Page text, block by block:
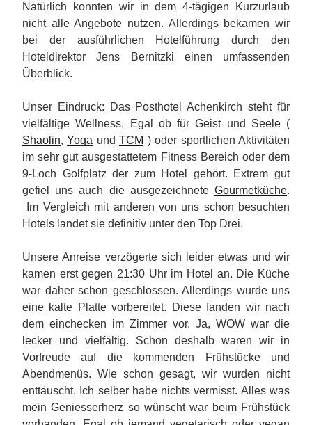
Natürlich konnten wir in dem 4-tägigen Kurzurlaub
nicht alle Angebote nutzen. Allerdings bekamen wir
bei der ausführlichen Hotelführung durch den
Hoteldirektor Jens Bernitzki einen umfassenden
Überblick.
Unser Eindruck: Das Posthotel Achenkirch steht für
vielfältige Wellness. Egal ob für Geist und Seele (
Shaolin,Yoga undTCM ) oder sportlichen Aktivitäten
im sehr gut ausgestattetem Fitness Bereich oder dem
9-Loch Golfplatz der zum Hotel gehört. Extrem gut
gefiel uns auch die ausgezeichnete Gourmetküche.
Im Vergleich mit anderen von uns schon besuchten
Hotels landet sie definitiv unter den Top Drei.
Unsere Anreise verzögerte sich leider etwas und wir
kamen erst gegen 21:30 Uhr im Hotel an. Die Küche
war daher schon geschlossen. Allerdings wurde uns
eine kalte Platte vorbereitet. Diese fanden wir nach
dem einchecken im Zimmer vor. Ja, WOW war die
lecker und vielfältig. Schon deshalb waren wir in
Vorfreude auf die kommenden Frühstücke und
Abendmenüs. Wie schon gesagt, wir wurden nicht
enttäuscht. Ich selber habe nichts vermisst. Alles was
mein Geniesserherz so wünscht war beim Frühstück